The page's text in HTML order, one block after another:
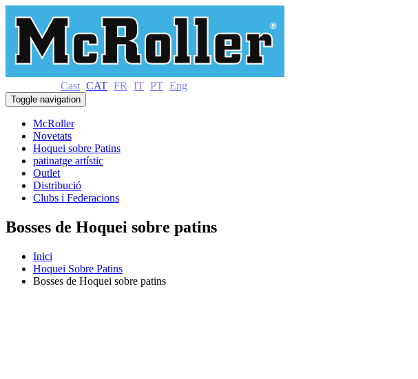
Cast CAT FR IT PT Eng
Toggle navigation
McRoller
Novetats
Hoquei sobre Patins
patinatge artístic
Outlet
Distribució
Clubs i Federacions
Bosses de Hoquei sobre patins
Inici
Hoquei Sobre Patins
Bosses de Hoquei sobre patins